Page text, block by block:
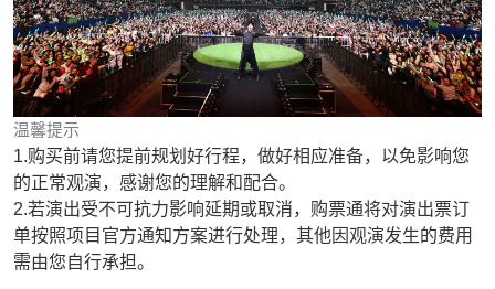
温馨提示
1.购买前请您提前规划好行程，做好相应准备，以免影响您
的正常观演，感谢您的理解和配合。
2.若演出受不可抗力影响延期或取消，购票通将对演出票订
单按照项目官方通知方案进行处理，其他因观演发生的费用
需由您自行承担。